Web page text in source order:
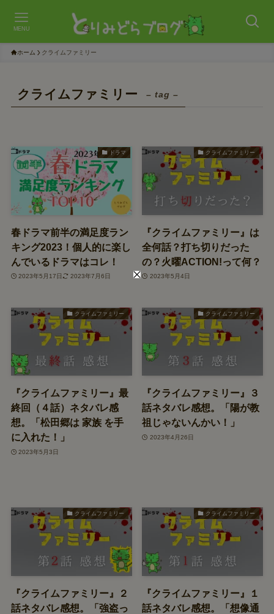
MENU
ホーム クライムファミリー
クライムファミリー – tag –
ドラマ
春ドラマ前半の満足度ラン
キング2023！個人的に楽し
んでいるドラマはコレ！
2023年5月17日 2023年7月6日
クライムファミリー
『クライムファミリー』は
全何話？打ち切りだった
の？火曜ACTION!って何？
2023年5月4日
クライムファミリー
『クライムファミリー』最
終回（４話）ネタバレ感
想。「松田郷は 家族 を手
に入れた！」
2023年5月3日
クライムファミリー
『クライムファミリー』３
話ネタバレ感想。「陽が教
祖じゃないんかい！」
2023年4月26日
クライムファミリー
『クライムファミリー』２
話ネタバレ感想。「強盗っ
クライムファミリー
『クライムファミリー』１
話ネタバレ感想。「想像通